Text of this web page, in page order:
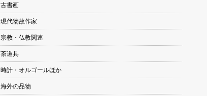
古書画
現代物故作家
宗教・仏教関連
茶道具
時計・オルゴールほか
海外の品物